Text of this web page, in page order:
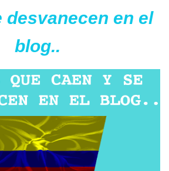
desvanecen en el
blog..